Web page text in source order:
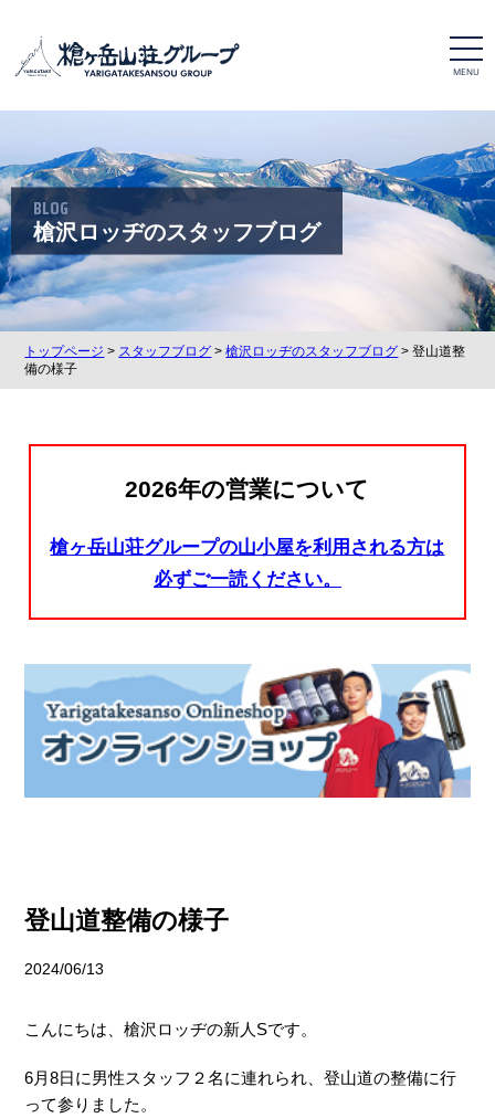
t
o
g
l
n
a
v
g
a
o
n
BLOG
槍沢ロッヂのスタッフブログ
トップページ > スタッフブログ >槍沢ロッヂのスタッフブログ > 登山道整
備の様子
2026年の営業について
槍ヶ岳山荘グループの山小屋を利用される方は
必ずご一読ください。
登山道整備の様子
2024/06/13
こんにちは、槍沢ロッヂの新人Sです。
6月8日に男性スタッフ２名に連れられ、登山道の整備に行
って参りました。